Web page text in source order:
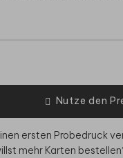
Nutze den
ersten Probedruck
mehr Karten